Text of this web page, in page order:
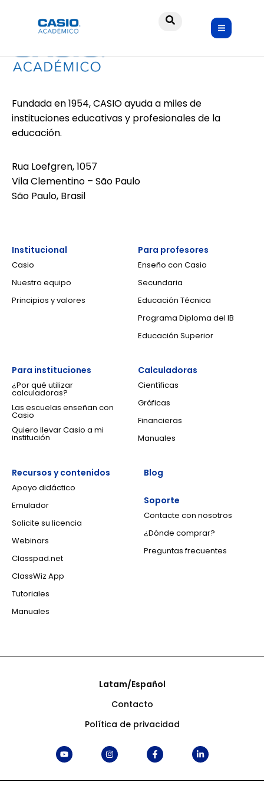
Fundada en 1954, CASIO ayuda a miles de
instituciones educativas y profesionales de la
educación.
Rua Loefgren, 1057
Vila Clementino – São Paulo
São Paulo, Brasil
Institucional
Casio
Nuestro equipo
Principios y valores
Para profesores
Enseño con Casio
Secundaria
Educación Técnica
Programa Diploma del IB
Educación Superior
Para instituciones
¿Por qué utilizar
calculadoras?
Las escuelas enseñan con
Casio
Quiero llevar Casio a mi
institución
Calculadoras
Científicas
Gráficas
Financieras
Manuales
Recursos y contenidos
Apoyo didáctico
Emulador
Solicite su licencia
Webinars
Classpad.net
ClassWiz App
Tutoriales
Manuales
Blog
Soporte
Contacte con nosotros
¿Dónde comprar?
Preguntas frecuentes
Latam/Español
Contacto
Política de privacidad